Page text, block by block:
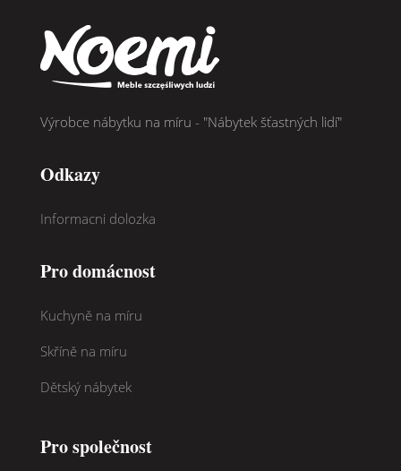
Výrobce nábytku na míru - "Nábytek šťastných lidí"
Odkazy
Informacni dolozka
Pro domácnost
Kuchyně na míru
Skříně na míru
Dětský nábytek
Pro společnost